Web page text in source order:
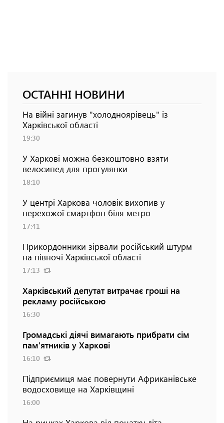
ОСТАННІ НОВИНИ
На війні загинув "холодноярівець" із
Харківської області
19:30
У Харкові можна безкоштовно взяти
велосипед для прогулянки
18:10
У центрі Харкова чоловік вихопив у
перехожої смартфон біля метро
17:41
Прикордонники зірвали російський штурм
на півночі Харківської області
17:13
Харківський депутат витрачає гроші на
рекламу російською
16:30
Громадські діячі вимагають прибрати сім
пам'ятників у Харкові
16:10
Підприємиця має повернути Африканівське
водосховище на Харківщині
16:00